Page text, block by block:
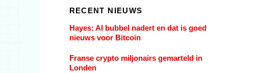
RECENT NIEUWS
Hayes: AI bubbel nadert en dat is goed
nieuws voor Bitcoin
Franse crypto miljonairs gemarteld in
Londen